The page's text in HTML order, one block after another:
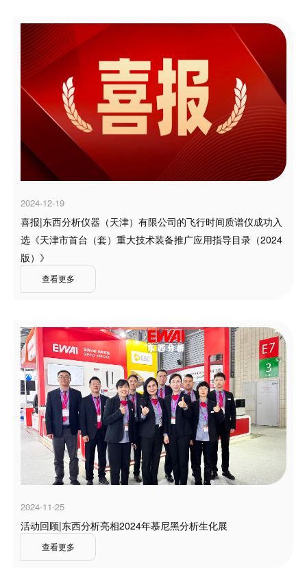
2024-12-19
喜报|东西分析仪器（天津）有限公司的飞行时间质谱仪成功入
选《天津市首台（套）重大技术装备推广应用指导目录（2024
版）》
查看更多
2024-11-25
活动回顾|东西分析亮相2024年慕尼黑分析生化展
查看更多